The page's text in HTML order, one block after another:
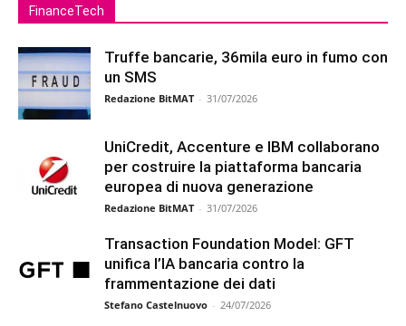
FinanceTech
Truffe bancarie, 36mila euro in fumo con
un SMS
Redazione BitMAT - 31/07/2026
UniCredit, Accenture e IBM collaborano
per costruire la piattaforma bancaria
europea di nuova generazione
Redazione BitMAT - 31/07/2026
Transaction Foundation Model: GFT
unifica l’IA bancaria contro la
frammentazione dei dati
Stefano Castelnuovo - 24/07/2026